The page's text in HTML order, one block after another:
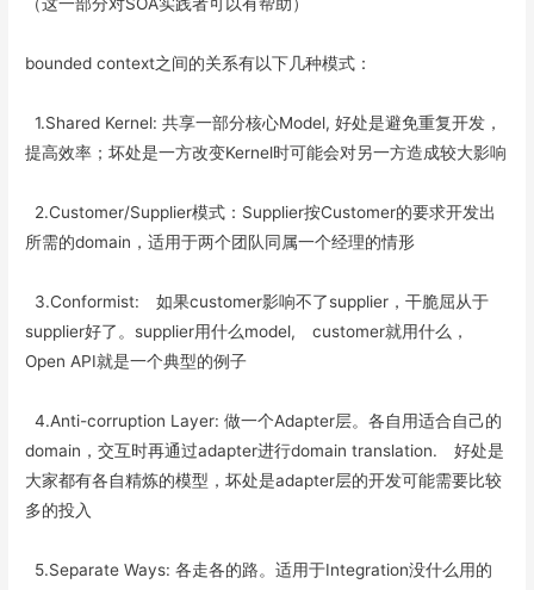
bounded context之间的关系有以下几种模式：
1.Shared Kernel: 共享一部分核心Model, 好处是避免重复开发，
提高效率；坏处是一方改变Kernel时可能会对另一方造成较大影响
2.Customer/Supplier模式：Supplier按Customer的要求开发出
所需的domain，适用于两个团队同属一个经理的情形
3.Conformist: 如果customer影响不了supplier，干脆屈从于
supplier好了。supplier用什么model, customer就用什么，
Open API就是一个典型的例子
4.Anti-corruption Layer: 做一个Adapter层。各自用适合自己的
domain，交互时再通过adapter进行domain translation. 好处是
大家都有各自精炼的模型，坏处是adapter层的开发可能需要比较
多的投入
5.Separate Ways: 各走各的路。适用于Integration没什么用的